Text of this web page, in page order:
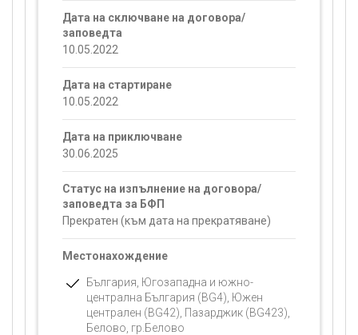
Дата на сключване на договора/
заповедта
10.05.2022
Дата на стартиране
10.05.2022
Дата на приключване
30.06.2025
Статус на изпълнение на договора/
заповедта за БФП
Прекратен (към дата на прекратяване)
Местонахождение
България, Югозападна и южно-
централна България (BG4), Южен
централен (BG42), Пазарджик (BG423),
Белово, гр.Белово